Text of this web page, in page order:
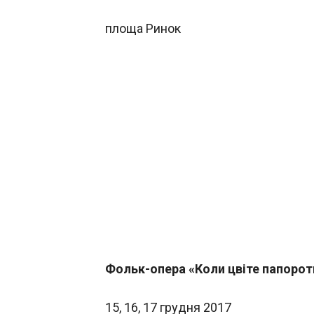
площа Ринок
Фольк-опера «Коли цвіте
15, 16, 17 грудня 2017